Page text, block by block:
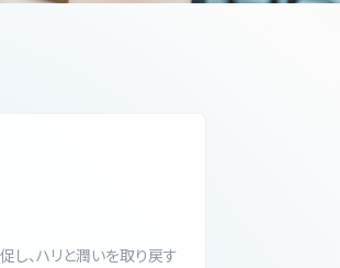
し、ハリと潤いを取り戻す